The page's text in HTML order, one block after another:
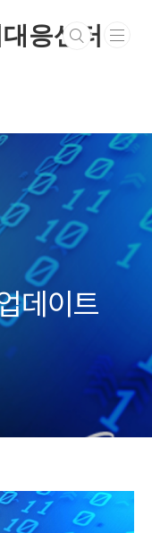
응센터
데이트